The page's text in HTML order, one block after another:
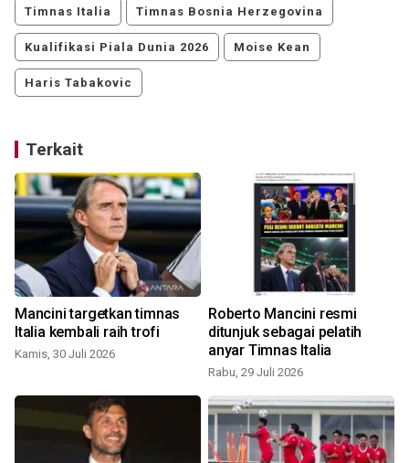
Timnas Italia Timnas Bosnia Herzegovina
Kualifikasi Piala Dunia 2026 Moise Kean
Haris Tabakovic
Terkait
Mancini targetkan timnas
Italia kembali raih trofi
Kamis, 30 Juli 2026
Roberto Mancini resmi
ditunjuk sebagai pelatih
anyar Timnas Italia
Rabu, 29 Juli 2026